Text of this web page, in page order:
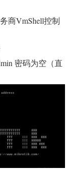
商VmShell控制
密码为空（直